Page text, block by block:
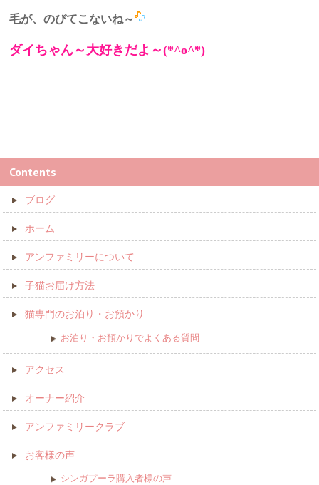
毛が、のびてこないね～
ダイちゃん～大好きだよ～(*^o^*)
Contents
ブログ
ホーム
アンファミリーについて
子猫お届け方法
猫専門のお泊り・お預かり
お泊り・お預かりでよくある質問
アクセス
オーナー紹介
アンファミリークラブ
お客様の声
シンガプーラ購入者様の声